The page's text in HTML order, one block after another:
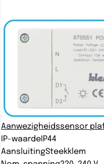
Aanwezigheidssensor
IP-waardeIP44
AansluitingSteekklem